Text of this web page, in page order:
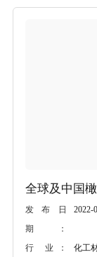
全球及中国
发布日
期：
2022-
行 业：
化工